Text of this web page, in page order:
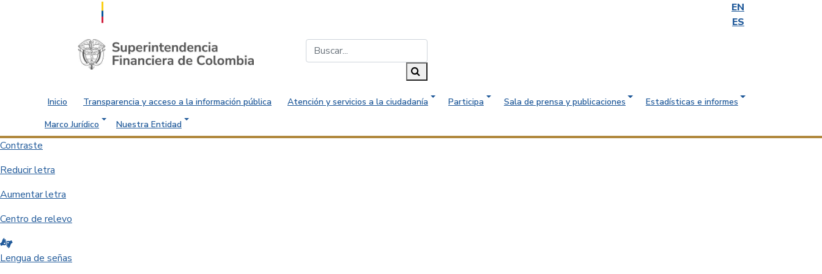
EN
ES
Saltar al contenido principal
Inicio Transparencia y acceso a la información pública Atención y servicios a la ciudadanía Participa Sala de prensa y publicaciones
Estadísticas e informes
Marco Jurídico
Nuestra Entidad
Contraste
Reducir letra
Aumentar letra
Centro de relevo
Lengua de señas